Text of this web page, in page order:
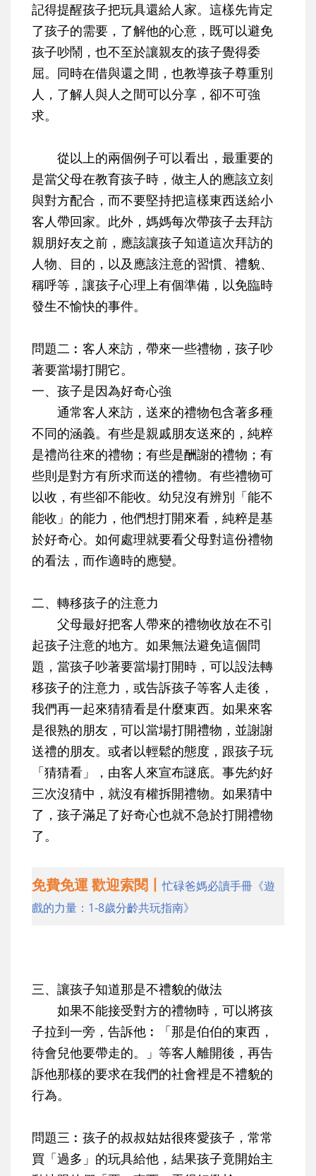
記得提醒孩子把玩具還給人家。這樣先肯定
了孩子的需要，了解他的心意，既可以避免
孩子吵鬧，也不至於讓親友的孩子覺得委
屈。同時在借與還之間，也教導孩子尊重別
人，了解人與人之間可以分享，卻不可強
求。
從以上的兩個例子可以看出，最重要的
是當父母在教育孩子時，做主人的應該立刻
與對方配合，而不要堅持把這樣東西送給小
客人帶回家。此外，媽媽每次帶孩子去拜訪
親朋好友之前，應該讓孩子知道這次拜訪的
人物、目的，以及應該注意的習慣、禮貌、
稱呼等，讓孩子心理上有個準備，以免臨時
發生不愉快的事件。
問題二︰客人來訪，帶來一些禮物，孩子吵
著要當場打開它。
一、孩子是因為好奇心強
通常客人來訪，送來的禮物包含著多種
不同的涵義。有些是親戚朋友送來的，純粹
是禮尚往來的禮物；有些是酬謝的禮物；有
些則是對方有所求而送的禮物。有些禮物可
以收，有些卻不能收。幼兒沒有辨別「能不
能收」的能力，他們想打開來看，純粹是基
於好奇心。如何處理就要看父母對這份禮物
的看法，而作適時的應變。
二、轉移孩子的注意力
父母最好把客人帶來的禮物收放在不引
起孩子注意的地方。如果無法避免這個問
題，當孩子吵著要當場打開時，可以設法轉
移孩子的注意力，或告訴孩子等客人走後，
我們再一起來猜猜看是什麼東西。如果來客
是很熟的朋友，可以當場打開禮物，並謝謝
送禮的朋友。或者以輕鬆的態度，跟孩子玩
「猜猜看」，由客人來宣布謎底。事先約好
三次沒猜中，就沒有權拆開禮物。如果猜中
了，孩子滿足了好奇心也就不急於打開禮物
了。
免費免運 歡迎索閱丨忙碌爸媽必讀手冊《遊
戲的力量：1-8歲分齡共玩指南》
三、讓孩子知道那是不禮貌的做法
如果不能接受對方的禮物時，可以將孩
子拉到一旁，告訴他︰「那是伯伯的東西，
待會兒他要帶走的。」等客人離開後，再告
訴他那樣的要求在我們的社會裡是不禮貌的
行為。
問題三︰孩子的叔叔姑姑很疼愛孩子，常常
買「過多」的玩具給他，結果孩子竟開始主